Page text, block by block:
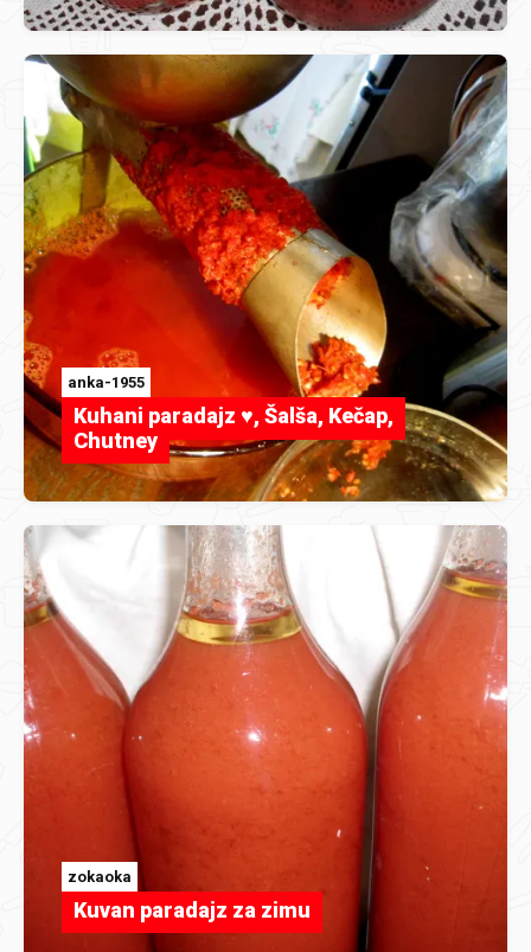
anka-1955
Kuhani paradajz ♥, Šalša, Kečap,
Chutney
zokaoka
Kuvan paradajz za zimu